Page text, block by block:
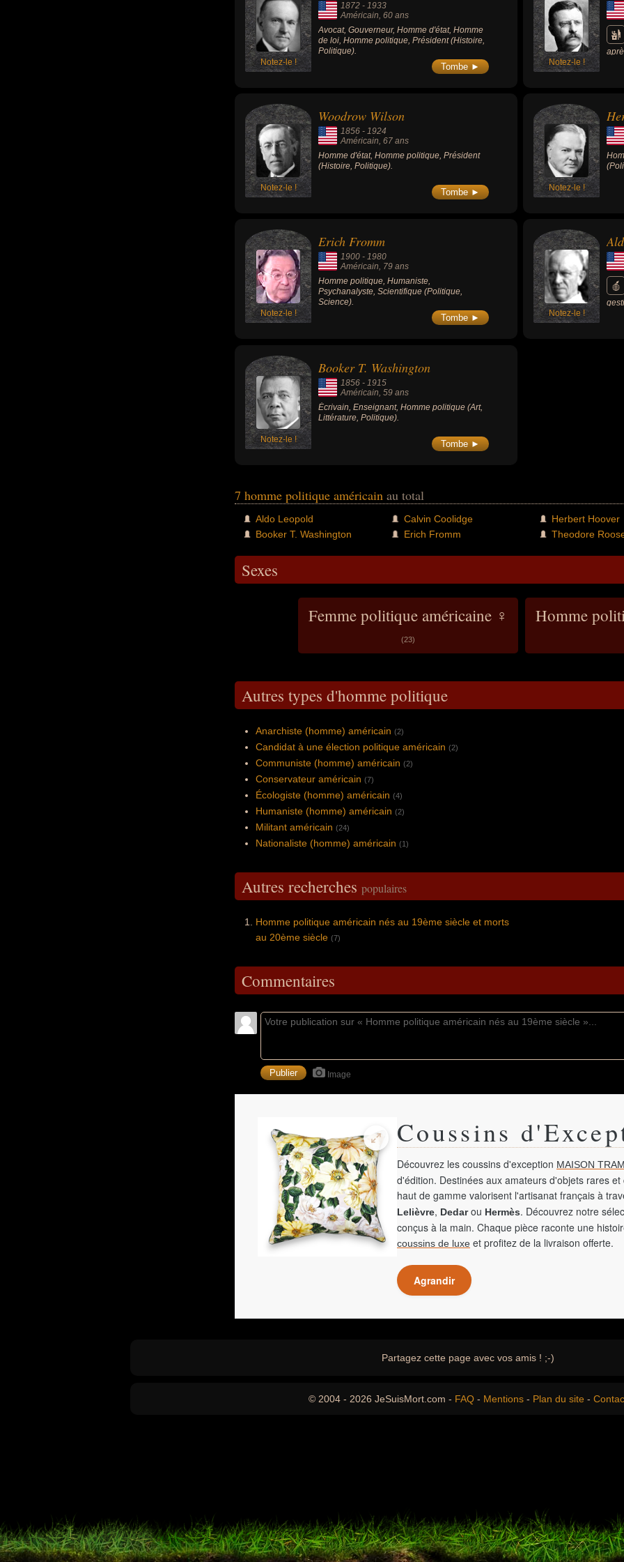
Notez-le !
1872 - 1933
Américain, 60 ans
Avocat, Gouverneur, Homme d'état, Homme
de loi, Homme politique, Président (Histoire,
Politique).
Tombe ► Notez-le !
(qui
de
Act
de
et
Notez-le !
Woodrow Wilson
1856 - 1924
Américain, 67 ans
Homme d'état, Homme politique, Président
(Histoire, Politique).
Tombe ► Notez-le !
Notez-le !
Erich Fromm
1900 - 1980
Américain, 79 ans
Homme politique, Humaniste,
Psychanalyste, Scientifique (Politique,
Science).
Tombe ► Notez-le !
Notez-le !
Booker T. Washington
1856 - 1915
Américain , 59 ans
Écrivain, Enseignant, Homme politique (Art,
Littérature, Politique).
Tombe ►
7 homme politique américain au total
Aldo Leopold
Booker T. Washington
Calvin Coolidge
Erich Fromm
Herbert Hoover
Theodore
Sexes
Femme politique américaine ♀
(23)
Homme
Autres types d'homme politique
Anarchiste (homme) américain (2)
Candidat à une élection politique américain (2)
Communiste (homme) américain (2)
Conservateur américain (7)
Écologiste (homme) américain (4)
Humaniste (homme) américain (2)
Militant américain (24)
Nationaliste (homme) américain (1)
Autres recherches populaires
Homme politique américain nés au 19ème siècle et morts
au 20ème siècle (7)
Commentaires
Image
Coussins
Découvrez les coussins d'exception MAISON
d'édition. Destinées aux amateurs d'objets rares
haut de gamme valorisent l'artisanat français à
Lelièvre, Dedarou Hermès. Découvrez notre
conçus à la main. Chaque pièce raconte une
coussins de luxe et profitez de la livraison offerte.
Agrandir
Partagez cette page avec vos amis ! ;-)
© 2004 - 2026 JeSuisMort.com - FAQ - Mentions - Plan du site -